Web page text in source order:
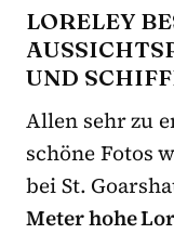
LORELEY
UND
Allen sehr zu
schöne Fotos
bei St.
Meter hohe